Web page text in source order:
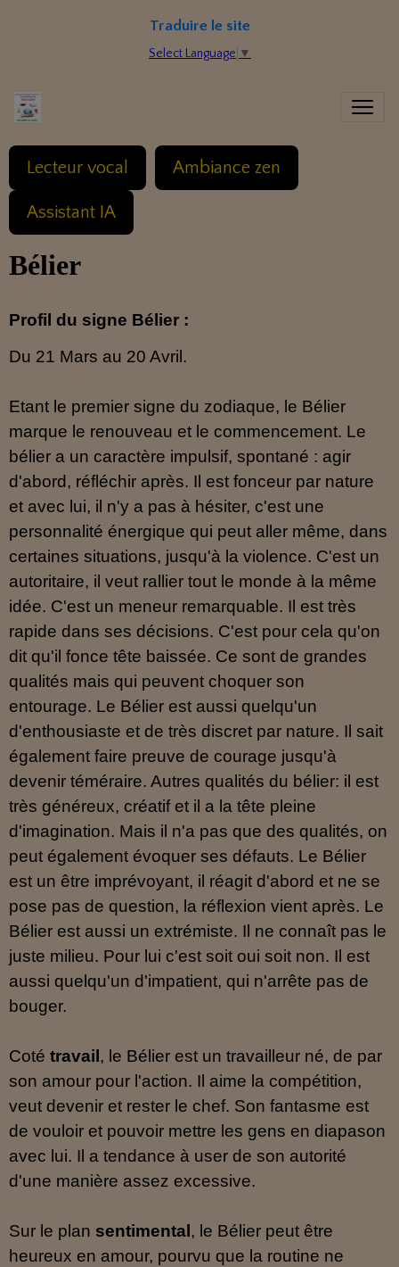
Traduire le site
Select Language ▼
Lecteur vocal Ambiance zen
Assistant IA
Bélier
Profil du signe Bélier :
Du 21 Mars au 20 Avril.
Etant le premier signe du zodiaque, le Bélier
marque le renouveau et le commencement. Le
bélier a un caractère impulsif, spontané : agir
d'abord, réfléchir après. Il est fonceur par nature
et avec lui, il n'y a pas à hésiter, c'est une
personnalité énergique qui peut aller même, dans
certaines situations, jusqu'à la violence. C'est un
autoritaire, il veut rallier tout le monde à la même
idée. C'est un meneur remarquable. Il est très
rapide dans ses décisions. C'est pour cela qu'on
dit qu'il fonce tête baissée. Ce sont de grandes
qualités mais qui peuvent choquer son
entourage. Le Bélier est aussi quelqu'un
d'enthousiaste et de très discret par nature. Il sait
également faire preuve de courage jusqu'à
devenir téméraire. Autres qualités du bélier: il est
très généreux, créatif et il a la tête pleine
d'imagination. Mais il n'a pas que des qualités, on
peut également évoquer ses défauts. Le Bélier
est un être imprévoyant, il réagit d'abord et ne se
pose pas de question, la réflexion vient après. Le
Bélier est aussi un extrémiste. Il ne connaît pas le
juste milieu. Pour lui c'est soit oui soit non. Il est
aussi quelqu'un d'impatient, qui n'arrête pas de
bouger.
Coté travail , le Bélier est un travailleur né, de par
son amour pour l'action. Il aime la compétition,
veut devenir et rester le chef. Son fantasme est
de vouloir et pouvoir mettre les gens en diapason
avec lui. Il a tendance à user de son autorité
d'une manière assez excessive.
Sur le plan sentimental , le Bélier peut être
heureux en amour, pourvu que la routine ne